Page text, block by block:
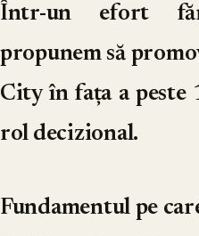
Într-un efort
propunem să
City în fața a peste
rol decizional.
Fundamentul pe